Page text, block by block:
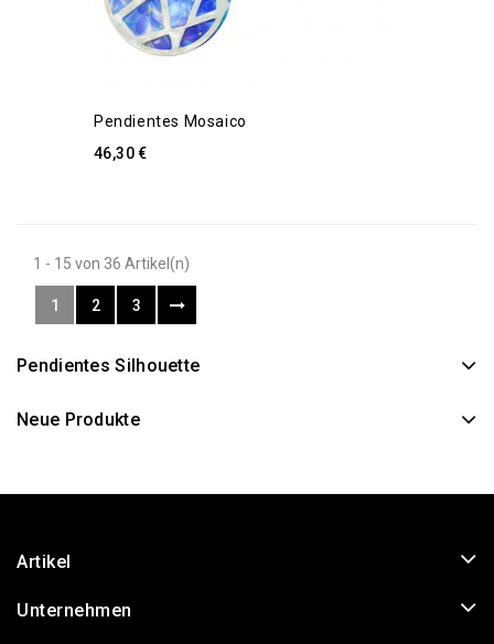
Pendientes Mosaico
46,30 €
1 - 15 von 36 Artikel(n)
1 2 3
Pendientes Silhouette
Neue Produkte
Artikel
Unternehmen